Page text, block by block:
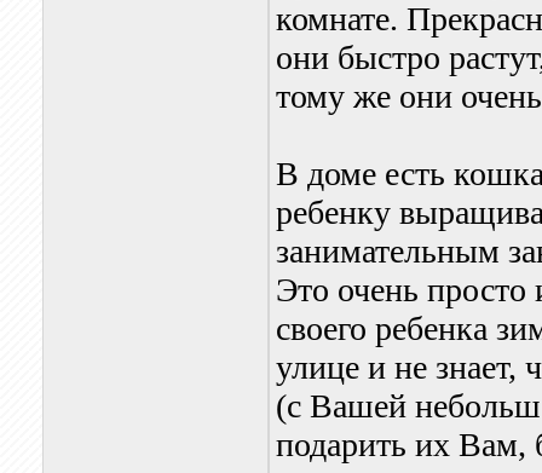
комнате.
они быстро
тому же они
В доме есть
ребенку
занимательным
Это очень просто
своего ребенка
улице и не знает,
(с Вашей
подарить их Вам,